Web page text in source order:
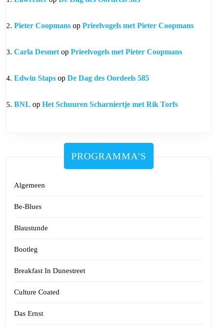
Pieter Coopmans op Prieelvogels met Pieter Coopmans
Carla Desmet op Prieelvogels met Pieter Coopmans
Edwin Staps op De Dag des Oordeels 585
BNL op Het Schuuren Scharniertje met Rik Torfs
PROGRAMMA'S
Algemeen
Be-Blues
Blaustunde
Bootleg
Breakfast In Dunestreet
Culture Coated
Das Ernst